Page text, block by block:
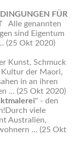
FÜR
Alle genannten
sind Eigentum
(25 Okt 2020)
Kunst, Schmuck
Kultur der Maori,
in an ihren
... (25 Okt 2020)
" - den
viele
Australien,
... (25 Okt